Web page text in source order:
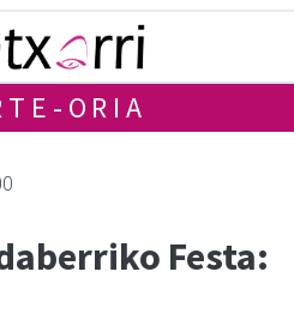
ORIA
Festa: